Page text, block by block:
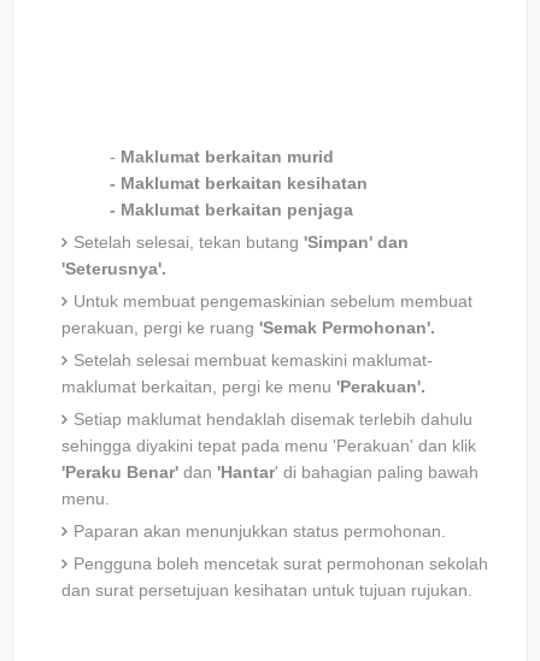
- Maklumat berkaitan murid
- Maklumat berkaitan kesihatan
- Maklumat berkaitan penjaga
Setelah selesai, tekan butang 'Simpan' dan
'Seterusnya'.
Untuk membuat pengemaskinian sebelum membuat
perakuan, pergi ke ruang 'Semak Permohonan'.
Setelah selesai membuat kemaskini maklumat-
maklumat berkaitan, pergi ke menu 'Perakuan'.
Setiap maklumat hendaklah disemak terlebih dahulu
sehingga diyakini tepat pada menu 'Perakuan' dan klik
'Peraku Benar' dan 'Hantar' di bahagian paling bawah
menu.
Paparan akan menunjukkan status permohonan.
Pengguna boleh mencetak surat permohonan sekolah
dan surat persetujuan kesihatan untuk tujuan rujukan.